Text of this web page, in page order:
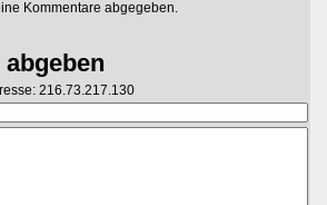
Kommentare abgegeben.
216.73.217.130